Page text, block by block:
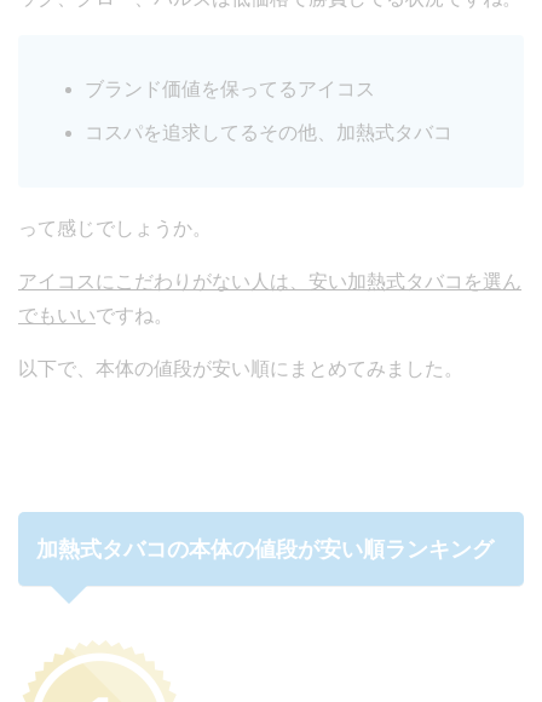
ブランド価値を保ってるアイコス
コスパを追求してるその他、加熱式タバコ
って感じでしょうか。
アイコスにこだわりがない人は、安い加熱式タバコを選ん
でもいいですね。
以下で、本体の値段が安い順にまとめてみました。
加熱式タバコの本体の値段が安い順ランキング